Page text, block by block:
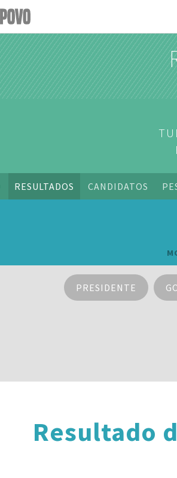
RESULTADOS CANDIDATOS
PRESIDENTE
Resultado